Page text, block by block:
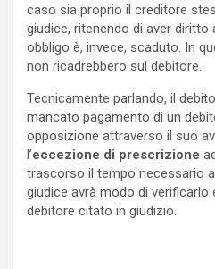
caso sia proprio il creditore
giudice, ritenendo di aver diritto
obbligo è, invece, scaduto. In
non ricadrebbero sul debitore.
Tecnicamente parlando, il
mancato pagamento di un
opposizione attraverso il suo
l’eccezione di prescrizione
trascorso il tempo necessario
giudice avrà modo di verificarlo
debitore citato in giudizio.